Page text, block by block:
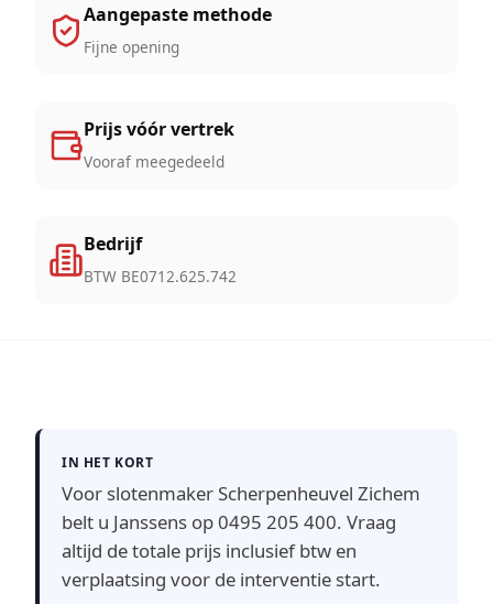
Aangepaste methode
Fijne opening
Prijs vóór vertrek
Vooraf meegedeeld
Bedrijf
BTW BE0712.625.742
IN HET KORT
Voor slotenmaker Scherpenheuvel Zichem
belt u Janssens op 0495 205 400. Vraag
altijd de totale prijs inclusief btw en
verplaatsing voor de interventie start.